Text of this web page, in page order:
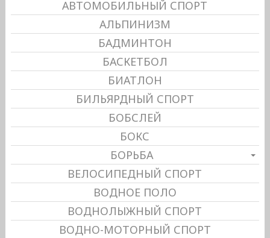
АВТОМОБИЛЬНЫЙ СПОРТ
АЛЬПИНИЗМ
БАДМИНТОН
БАСКЕТБОЛ
БИАТЛОН
БИЛЬЯРДНЫЙ СПОРТ
БОБСЛЕЙ
БОКС
БОРЬБА
ВЕЛОСИПЕДНЫЙ СПОРТ
ВОДНОЕ ПОЛО
ВОДНОЛЫЖНЫЙ СПОРТ
ВОДНО-МОТОРНЫЙ СПОРТ